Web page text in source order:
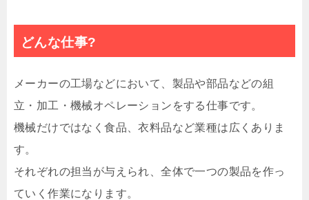
どんな仕事?
メーカーの工場などにおいて、製品や部品などの組
立・加工・機械オペレーションをする仕事です。
機械だけではなく食品、衣料品など業種は広くありま
す。
それぞれの担当が与えられ、全体で一つの製品を作っ
ていく作業になります。